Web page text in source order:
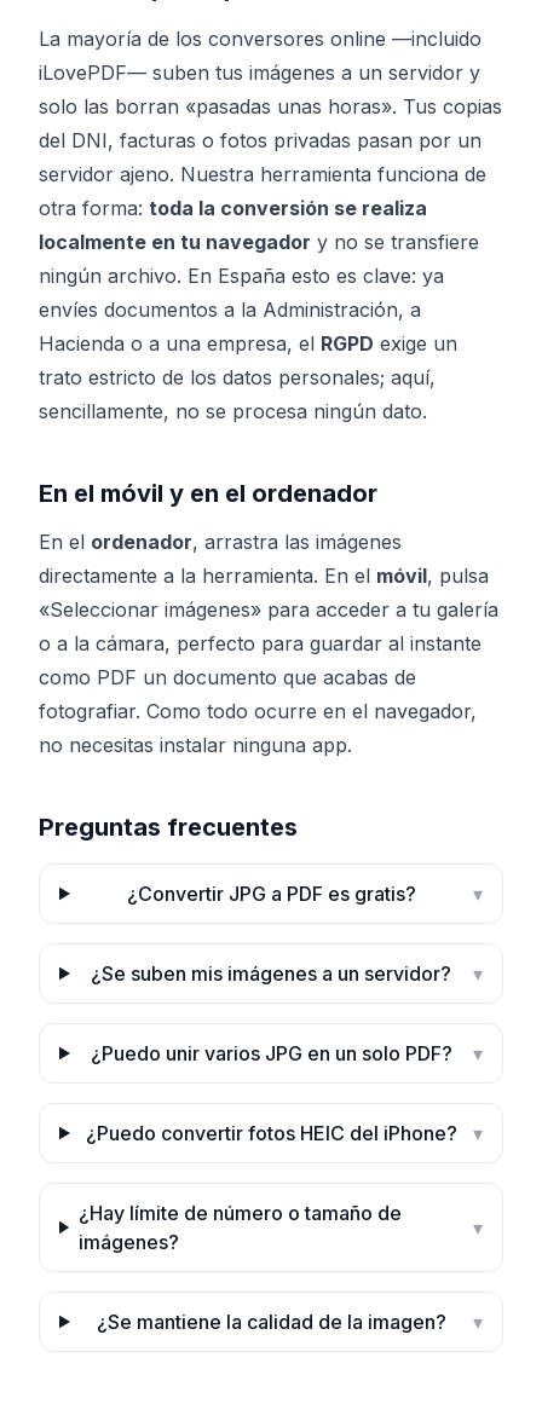
La mayoría de los conversores online —incluido
iLovePDF— suben tus imágenes a un servidor y
solo las borran «pasadas unas horas». Tus copias
del DNI, facturas o fotos privadas pasan por un
servidor ajeno. Nuestra herramienta funciona de
otra forma: toda la conversión se realiza
localmente en tu navegador y no se transfiere
ningún archivo. En España esto es clave: ya
envíes documentos a la Administración, a
Hacienda o a una empresa, el RGPD exige un
trato estricto de los datos personales; aquí,
sencillamente, no se procesa ningún dato.
En el móvil y en el ordenador
En el ordenador, arrastra las imágenes
directamente a la herramienta. En el móvil, pulsa
«Seleccionar imágenes» para acceder a tu galería
o a la cámara, perfecto para guardar al instante
como PDF un documento que acabas de
fotografiar. Como todo ocurre en el navegador,
no necesitas instalar ninguna app.
Preguntas frecuentes
¿Convertir JPG a PDF es gratis? ▾
¿Se suben mis imágenes a un servidor? ▾
¿Puedo unir varios JPG en un solo PDF? ▾
¿Puedo convertir fotos HEIC del iPhone? ▾
¿Hay límite de número o tamaño de
imágenes?
▾
¿Se mantiene la calidad de la imagen? ▾